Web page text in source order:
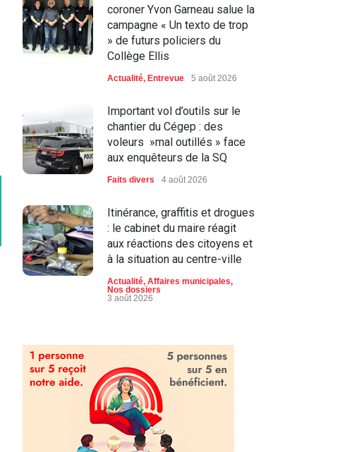
coroner Yvon Garneau salue la
campagne « Un texto de trop
» de futurs policiers du
Collège Ellis
Actualité, Entrevue 5 août 2026
Important vol d’outils sur le
chantier du Cégep : des
voleurs »mal outillés » face
aux enquêteurs de la SQ
Faits divers 4 août 2026
Itinérance, graffitis et drogues
: le cabinet du maire réagit
aux réactions des citoyens et
à la situation au centre-ville
Actualité, Affaires municipales,
Nos dossiers
3 août 2026